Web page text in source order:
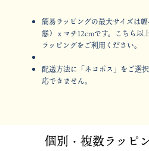
簡易ラッピングの最大サイズは
態）ｘマチ12cmです。こちら以
ラッピングをご利用ください。
配送方法に「ネコポス」をご選
応できません。
個別・複数ラッピ